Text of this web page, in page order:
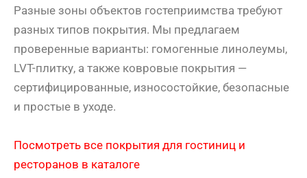
Разные зоны объектов гостеприимства требуют
разных типов покрытия. Мы предлагаем
проверенные варианты: гомогенные линолеумы,
LVT-плитку, а также ковровые покрытия —
сертифицированные, износостойкие, безопасные
и простые в уходе.
Посмотреть все покрытия для гостиниц и
ресторанов в каталоге